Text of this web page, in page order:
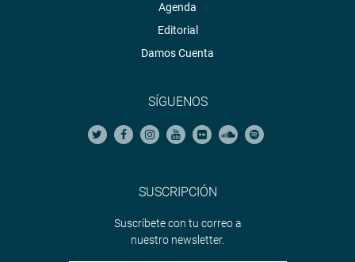
Agenda
Editorial
Damos Cuenta
SÍGUENOS
SUSCRIPCIÓN
Suscríbete con tu correo a
nuestro newsletter.